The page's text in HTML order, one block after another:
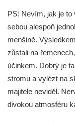
PS: Nevím, jak je to
sebou alespoň
menšině.
zůstali na
účinkem. Dobrý je
stromu a vylézt na
majitele neviděl.
divokou atmosféru